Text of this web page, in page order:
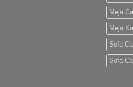
Meja
Meja
Sofa
Sofa